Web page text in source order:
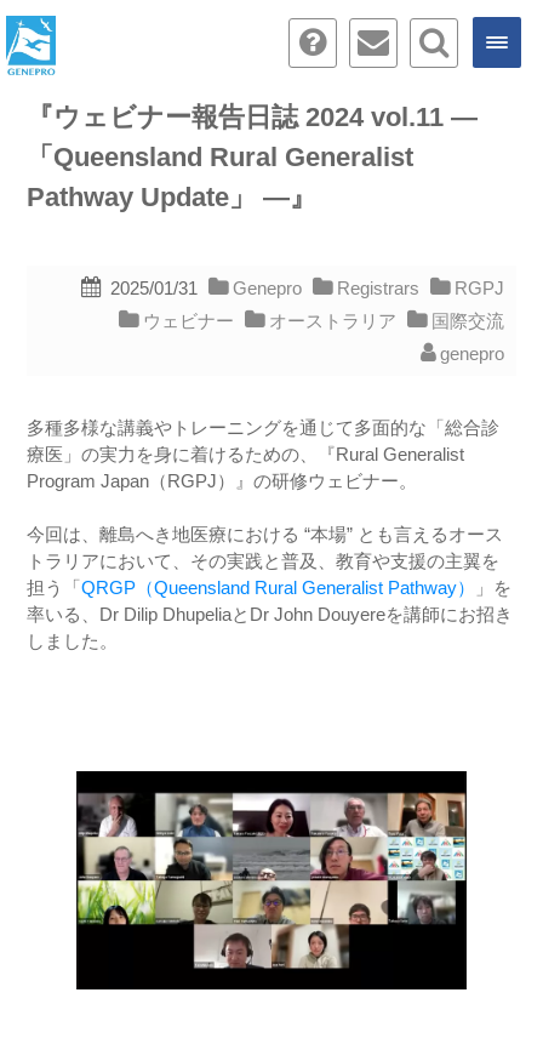
『ウェビナー報告日誌 2024 vol.11 ―
「Queensland Rural Generalist
Pathway Update」 ―』
2025/01/31 Genepro Registrars
RGPJ
ウェビナー
オーストラリア
国際交流
genepro
多種多様な講義やトレーニングを通じて多面的な「総合診
療医」の実力を身に着けるための、『Rural Generalist
Program Japan（RGPJ）』の研修ウェビナー。
今回は、離島へき地医療における “本場” とも言えるオース
トラリアにおいて、その実践と普及、教育や支援の主翼を
担う「QRGP（Queensland Rural Generalist Pathway）
」を
率いる、Dr Dilip DhupeliaとDr John Douyereを講師にお招き
しました。